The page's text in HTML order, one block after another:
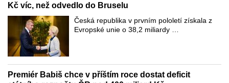
Kč víc, než odvedlo do Bruselu
Česká republika v prvním pololetí získala z
Evropské unie o 38,2 miliardy …
Premiér Babiš chce v příštím roce dostat deficit